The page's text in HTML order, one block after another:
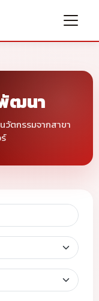
ฒนา
ตกรรมจากสาขา